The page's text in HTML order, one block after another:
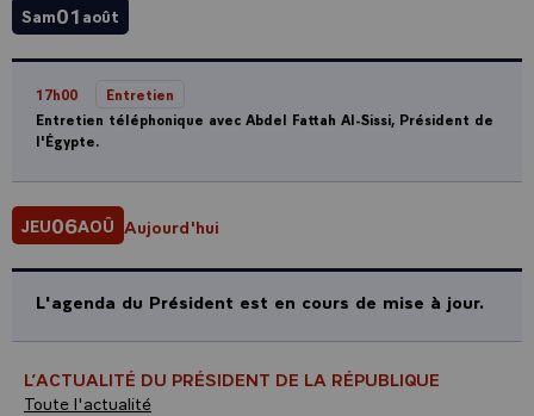
Sam01 août
17h00
Entretien
Entretien téléphonique avec Abdel Fattah Al-Sissi, Président de
l'Égypte.
JEU06AOÛ Aujourd'hui
L'agenda du Président est en cours de mise à jour.
L’ACTUALITÉ DU PRÉSIDENT DE LA RÉPUBLIQUE
Toute l'actualité